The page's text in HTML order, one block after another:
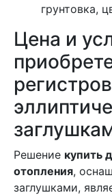
грунтовка,
Цена и
Решение купить
отопления,
заглушками,